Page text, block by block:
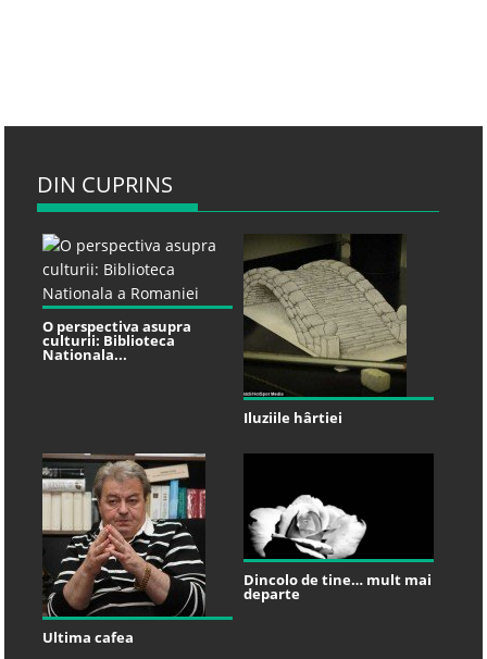
DIN CUPRINS
O perspectiva asupra
culturii: Biblioteca
Nationala...
Iluziile hârtiei
Ultima cafea
Dincolo de tine… mult mai
departe